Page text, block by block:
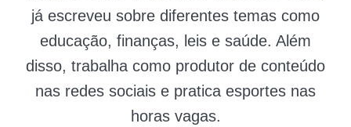
já escreveu sobre diferentes temas como
educação, finanças, leis e saúde. Além
disso, trabalha como produtor de conteúdo
nas redes sociais e pratica esportes nas
horas vagas.